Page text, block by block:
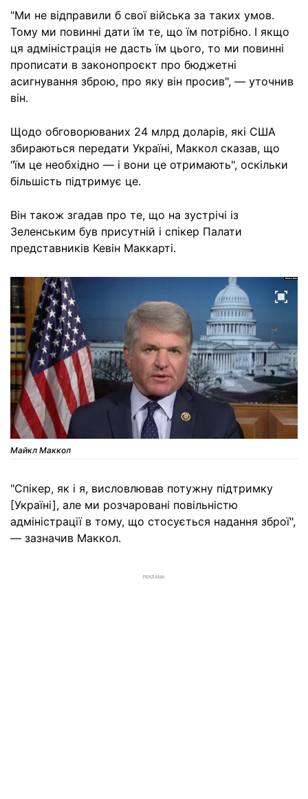
"Ми не відправили б свої війська за таких умов.
Тому ми повинні дати їм те, що їм потрібно. І якщо
ця адміністрація не дасть їм цього, то ми повинні
прописати в законопроєкт про бюджетні
асигнування зброю, про яку він просив", — уточнив
він.
Щодо обговорюваних 24 млрд доларів, які США
збираються передати Україні, Маккол сказав, що
"їм це необхідно — і вони це отримають", оскільки
більшість підтримує це.
Він також згадав про те, що на зустрічі із
Зеленським був присутній і спікер Палати
представників Кевін Маккарті.
Майкл Маккол
"Спікер, як і я, висловлював потужну підтримку
[Україні], але ми розчаровані повільністю
адміністрації в тому, що стосується надання зброї",
— зазначив Маккол.
РЕКЛАМА